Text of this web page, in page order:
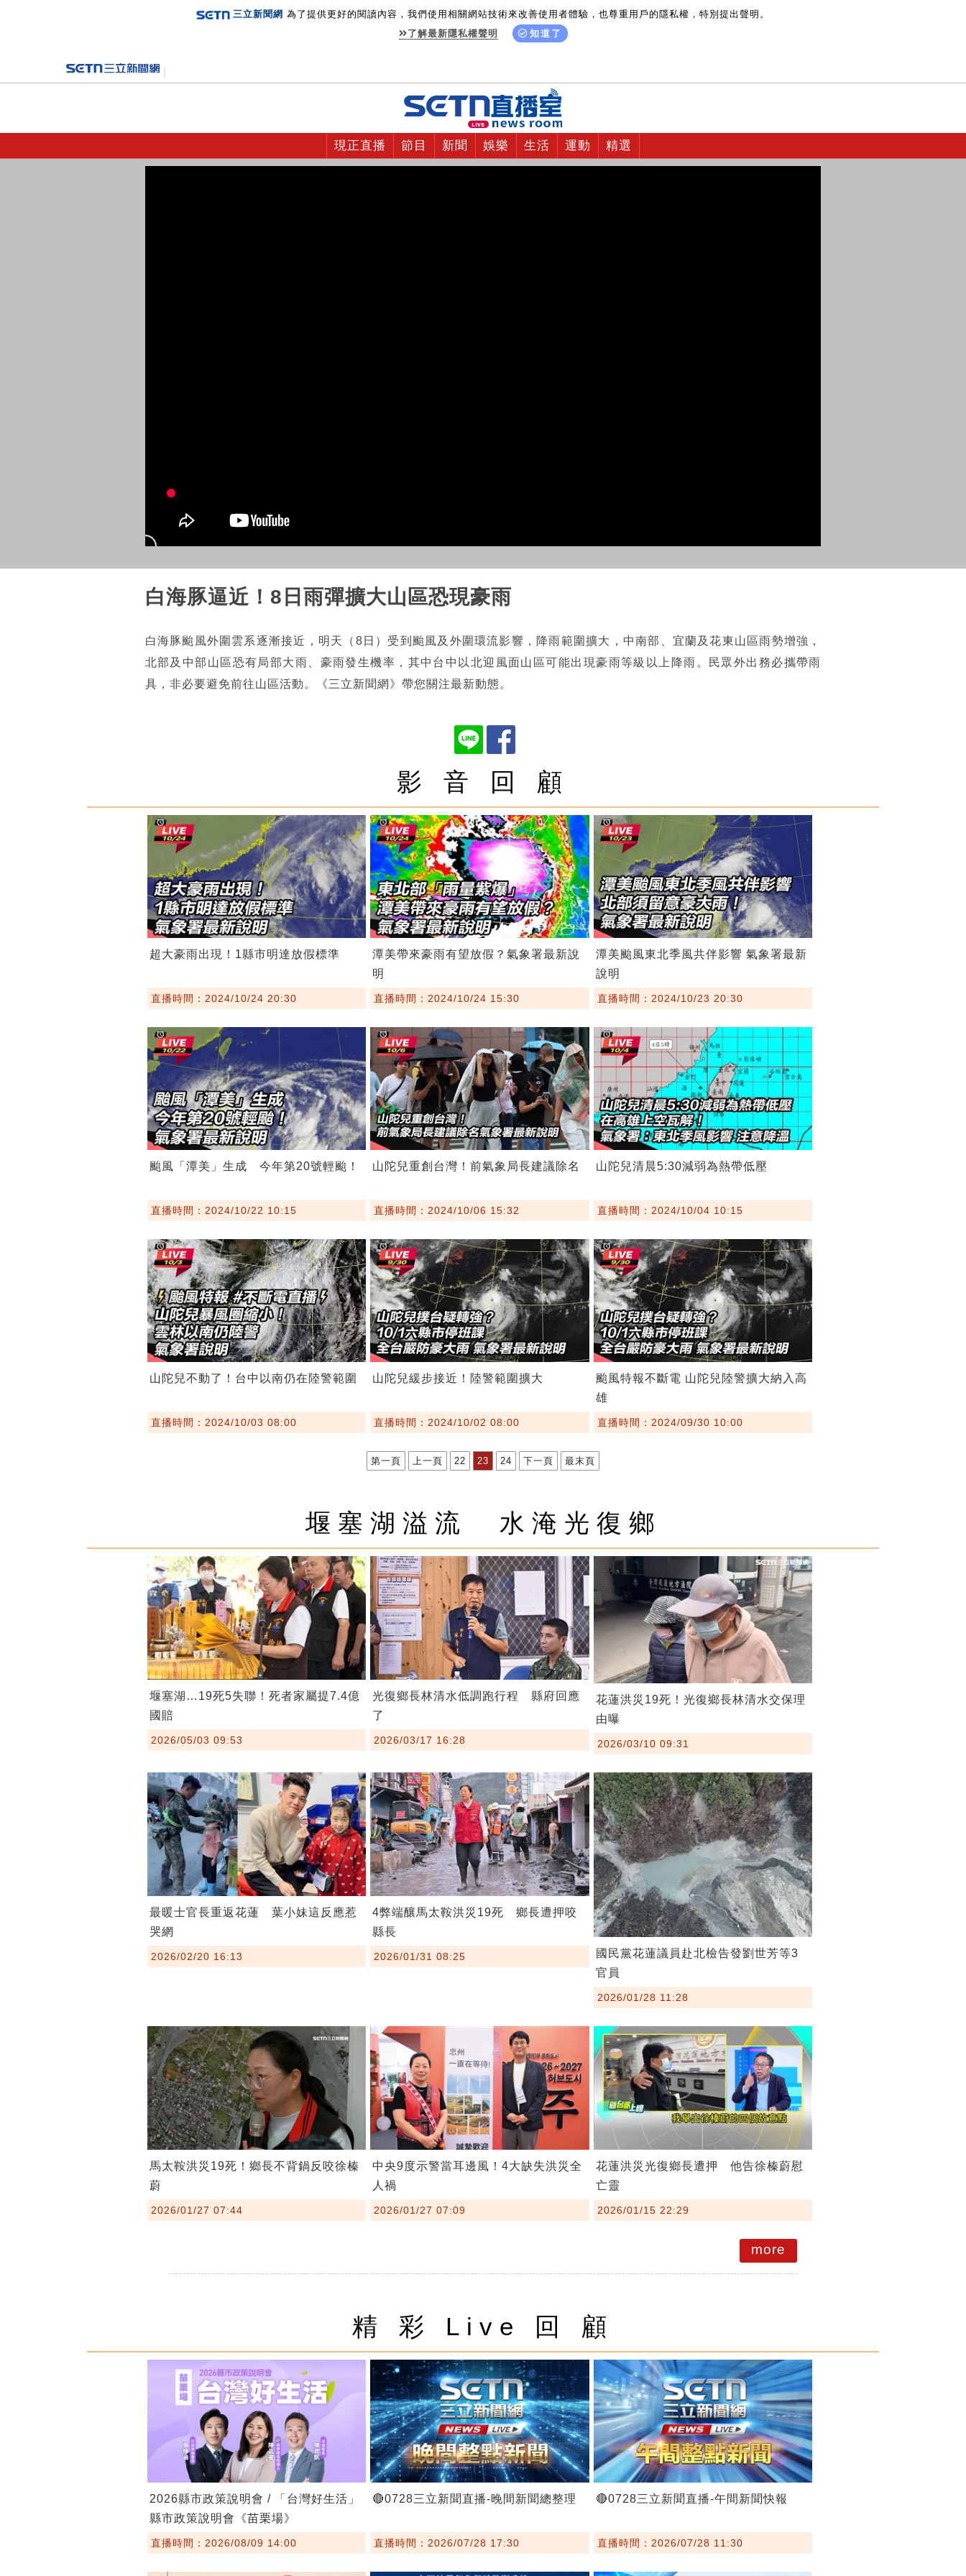
三立新聞網 為了提供更好的閱讀內容，我們使用相關網站技術來改善使用者體驗，也尊重用戶的隱私權，特別提出聲明。
了解最新隱私權聲明
知道了
現正直播 節目 新聞 娛樂 生活 運動 精選
白海豚逼近！8日雨彈擴大山區恐現豪雨
白海豚颱風外圍雲系逐漸接近，明天（8日）受到颱風及外圍環流影響，降雨範圍擴大，中南部、宜蘭及花東山區雨勢增強，
北部及中部山區恐有局部大雨、豪雨發生機率，其中台中以北迎風面山區可能出現豪雨等級以上降雨。民眾外出務必攜帶雨
具，非必要避免前往山區活動。《三立新聞網》帶您關注最新動態。
影 音 回 顧
超大豪雨出現！1縣市明達放假標準
直播時間：2024/10/24 20:30
潭美帶來豪雨有望放假？氣象署最新說
明
直播時間：2024/10/24 15:30
潭美颱風東北季風共伴影響 氣象署最新
說明
直播時間：2024/10/23 20:30
颱風「潭美」生成 今年第20號輕颱！
直播時間：2024/10/22 10:15
山陀兒重創台灣！前氣象局長建議除名
直播時間：2024/10/06 15:32
山陀兒清晨5:30減弱為熱帶低壓
直播時間：2024/10/04 10:15
山陀兒不動了！台中以南仍在陸警範圍
直播時間：2024/10/03 08:00
山陀兒緩步接近！陸警範圍擴大
直播時間：2024/10/02 08:00
颱風特報不斷電 山陀兒陸警擴大納入高
雄
直播時間：2024/09/30 10:00
第一頁 上一頁 22 23 24 下一頁 最末頁
堰塞湖溢流 水淹光復鄉
堰塞湖…19死5失聯！死者家屬提7.4億
國賠
2026/05/03 09:53
光復鄉長林清水低調跑行程 縣府回應
了
2026/03/17 16:28
花蓮洪災19死！光復鄉長林清水交保理
由曝
2026/03/10 09:31
最暖士官長重返花蓮 葉小妹這反應惹
哭網
2026/02/20 16:13
4弊端釀馬太鞍洪災19死 鄉長遭押咬
縣長
2026/01/31 08:25
國民黨花蓮議員赴北檢告發劉世芳等3
官員
2026/01/28 11:28
馬太鞍洪災19死！鄉長不背鍋反咬徐榛
蔚
2026/01/27 07:44
中央9度示警當耳邊風！4大缺失洪災全
人禍
2026/01/27 07:09
花蓮洪災光復鄉長遭押 他告徐榛蔚慰
亡靈
2026/01/15 22:29
more
精 彩 Live 回 顧
2026縣市政策說明會 / 「台灣好生活」
縣市政策說明會《苗栗場》
直播時間：2026/08/09 14:00
🔴0728三立新聞直播-晚間新聞總整理
直播時間：2026/07/28 17:30
🔴0728三立新聞直播-午間新聞快報
直播時間：2026/07/28 11:30